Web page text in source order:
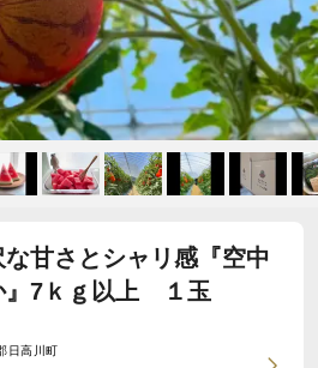
な甘さとシャリ感『空中
』7ｋｇ以上 １玉
日高川町